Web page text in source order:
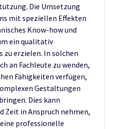
Die Umsetzung
mit speziellen Effekten
Know-how und
ein qualitativ
zu erzielen. In solchen
an Fachleute zu wenden,
Fähigkeiten verfügen,
Gestaltungen
Dies kann
Zeit in Anspruch nehmen,
professionelle